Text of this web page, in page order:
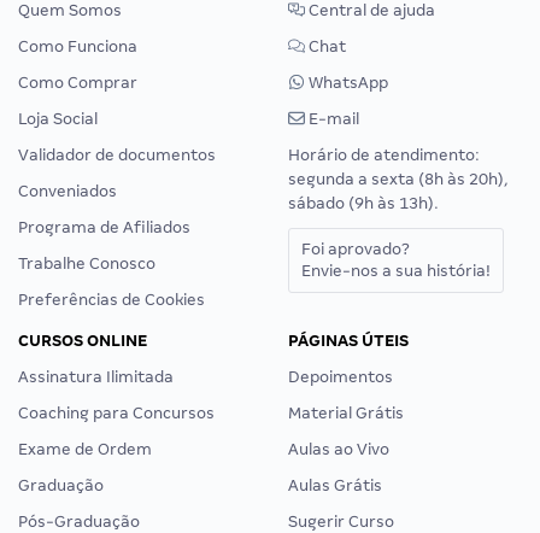
Quem Somos
Como Funciona
Como Comprar
Loja Social
Validador de documentos
Conveniados
Programa de Afiliados
Trabalhe Conosco
Preferências de Cookies
Central de ajuda
Chat
WhatsApp
E-mail
Horário de atendimento:
segunda a sexta (8h às 20h),
sábado (9h às 13h).
Foi aprovado?
Envie-nos a sua história!
CURSOS ONLINE
Assinatura Ilimitada
Coaching para Concursos
Exame de Ordem
Graduação
Pós-Graduação
PÁGINAS ÚTEIS
Depoimentos
Material Grátis
Aulas ao Vivo
Aulas Grátis
Sugerir Curso